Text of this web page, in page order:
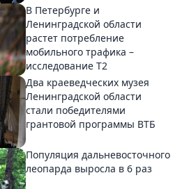
В Петербурге и
Ленинградской области
растет потребление
мобильного трафика –
исследование T2
Два краеведческих музея
Ленинградской области
стали победителями
грантовой программы ВТБ
Популяция дальневосточного
леопарда выросла в 6 раз